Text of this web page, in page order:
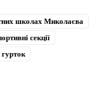
школах Миколаєва
секції